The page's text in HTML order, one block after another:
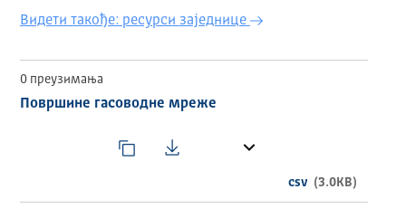
opis
sirina
visina
Видети такође: ресурси заједнице
0 преузимања
Површине гасоводне мреже
csv (3.0KB)